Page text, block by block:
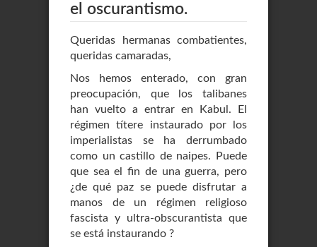
el oscurantismo.
Queridas hermanas combatientes,
queridas camaradas,
Nos hemos enterado, con gran
preocupación, que los talibanes
han vuelto a entrar en Kabul. El
régimen títere instaurado por los
imperialistas se ha derrumbado
como un castillo de naipes. Puede
que sea el fin de una guerra, pero
¿de qué paz se puede disfrutar a
manos de un régimen religioso
fascista y ultra-obscurantista que
se está instaurando ?